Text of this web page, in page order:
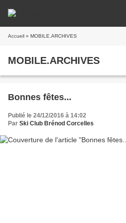
Accueil » MOBILE.ARCHIVES
MOBILE.ARCHIVES
Bonnes fêtes...
Publié le 24/12/2016 à 14:02
Par Ski Club Brénod Corcelles